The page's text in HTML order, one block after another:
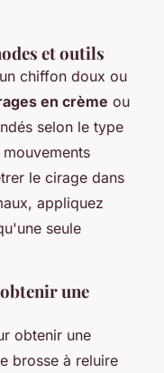
et outils
chiffon doux ou
en crème ou
selon le type
le cirage dans
appliquez
seule
une
obtenir une
brosse à reluire